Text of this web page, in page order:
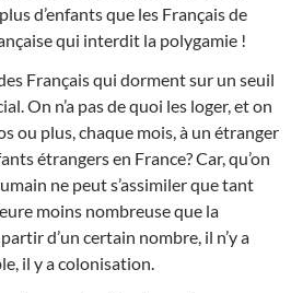
d’enfants que les Français de
qui interdit la polygamie !
Français qui dorment sur un seuil
On n’a pas de quoi les loger, et on
ou plus, chaque mois, à un étranger
étrangers en France? Car, qu’on
ne peut s’assimiler que tant
moins nombreuse que la
d’un certain nombre, il n’y a
il y a colonisation.